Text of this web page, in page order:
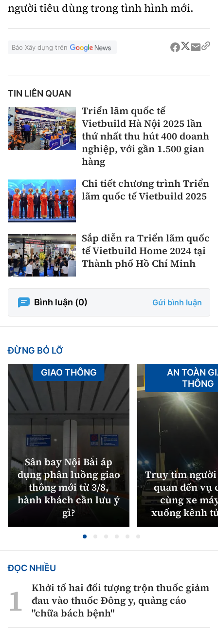
người tiêu dùng trong tình hình mới.
Báo Xây dựng trên
TIN LIÊN QUAN
Triển lãm quốc tế
Vietbuild Hà Nội 2025 lần
thứ nhất thu hút 400 doanh
nghiệp, với gần 1.500 gian
hàng
Chi tiết chương trình Triển
lãm quốc tế Vietbuild 2025
Sắp diễn ra Triển lãm quốc
tế Vietbuild Home 2024 tại
Thành phố Hồ Chí Minh
Bình luận (0) Gửi bình luận
ĐỪNG BỎ LỠ
Sân bay Nội Bài áp
dụng phân luồng giao
thông mới từ 3/8,
hành khách cần lưu ý
gì?
GIAO THÔNG
Truy tìm
quan đến vụ
cùng xe
xuống kênh
AN TOÀN
THÔNG
ĐỌC NHIỀU
Khởi tố hai đối tượng trộn thuốc giảm
đau vào thuốc Đông y, quảng cáo
"chữa bách bệnh"